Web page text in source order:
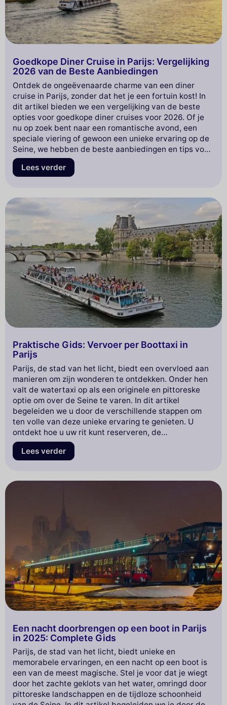
Goedkope Diner Cruise in Parijs: Vergelijking
2026 van de Beste Aanbiedingen
Ontdek de ongeëvenaarde charme van een diner
cruise in Parijs, zonder dat het je een fortuin kost! In
dit artikel bieden we een vergelijking van de beste
opties voor goedkope diner cruises voor 2026. Of je
nu op zoek bent naar een romantische avond, een
speciale viering of gewoon een unieke ervaring op de
Seine, we hebben de beste aanbiedingen en tips voor
je verzameld. Dompel jezelf onder in de magische
sfeer van de Lichtstad terwijl je geniet van heerlijke
avond een onvergetelijk moment te maken!
Lees verder
Praktische Gids: Vervoer per Boottaxi in
Parijs
Parijs, de stad van het licht, biedt een overvloed aan
manieren om zijn wonderen te ontdekken. Onder hen
valt de watertaxi op als een originele en pittoreske
optie om over de Seine te varen. In dit artikel
begeleiden we u door de verschillende stappen om
ten volle van deze unieke ervaring te genieten. U
ontdekt hoe u uw rit kunt reserveren, de
instapplaatsen, evenals de hoogtepunten die u vanaf
het water kunt zien. Bereid u voor om Parijs vanuit een
Lees verder
Een nacht doorbrengen op een boot in Parijs
in 2025: Complete Gids
Parijs, de stad van het licht, biedt unieke en
memorabele ervaringen, en een nacht op een boot is
een van de meest magische. Stel je voor dat je wiegt
door het zachte geklots van het water, omringd door
pittoreske landschappen en de tijdloze schoonheid